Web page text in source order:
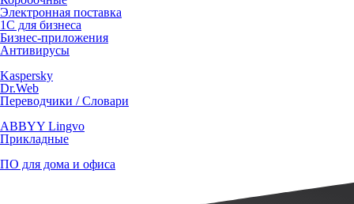
Электронная поставка
1С для бизнеса
Бизнес-приложения
Антивирусы
Kaspersky
Dr.Web
Переводчики / Словари
ABBYY Lingvo
Прикладные
ПО для дома и офиса